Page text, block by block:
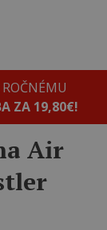
ZA 19,80€!
Air